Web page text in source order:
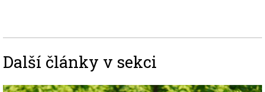
Další články v sekci